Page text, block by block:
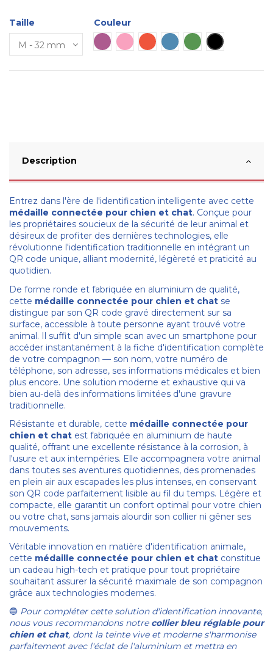
Taille
Couleur
Violet
Rose Rouge Bleue Vert Noir
Description
Entrez dans l'ère de l'identification intelligente avec cette
médaille connectée pour chien et chat. Conçue pour
les propriétaires soucieux de la sécurité de leur animal et
désireux de profiter des dernières technologies, elle
révolutionne l'identification traditionnelle en intégrant un
QR code unique, alliant modernité, légèreté et praticité au
quotidien.
De forme ronde et fabriquée en aluminium de qualité,
cette médaille connectée pour chien et chat se
distingue par son QR code gravé directement sur sa
surface, accessible à toute personne ayant trouvé votre
animal. Il suffit d'un simple scan avec un smartphone pour
accéder instantanément à la fiche d'identification complète
de votre compagnon — son nom, votre numéro de
téléphone, son adresse, ses informations médicales et bien
plus encore. Une solution moderne et exhaustive qui va
bien au-delà des informations limitées d'une gravure
traditionnelle.
Résistante et durable, cette médaille connectée pour
chien et chat est fabriquée en aluminium de haute
qualité, offrant une excellente résistance à la corrosion, à
l'usure et aux intempéries. Elle accompagnera votre animal
dans toutes ses aventures quotidiennes, des promenades
en plein air aux escapades les plus intenses, en conservant
son QR code parfaitement lisible au fil du temps. Légère et
compacte, elle garantit un confort optimal pour votre chien
ou votre chat, sans jamais alourdir son collier ni gêner ses
mouvements.
Véritable innovation en matière d'identification animale,
cette médaille connectée pour chien et chat constitue
un cadeau high-tech et pratique pour tout propriétaire
souhaitant assurer la sécurité maximale de son compagnon
grâce aux technologies modernes.
🔵 Pour compléter cette solution d'identification innovante,
nous vous recommandons notre collier bleu réglable pour
chien et chat, dont la teinte vive et moderne s'harmonise
parfaitement avec l'éclat de l'aluminium et mettra en